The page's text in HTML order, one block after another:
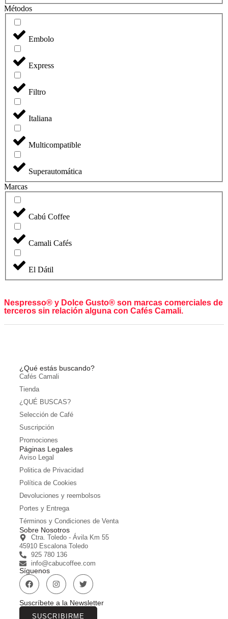
Métodos
Embolo
Express
Filtro
Italiana
Multicompatible
Superautomática
Marcas
Cabú Coffee
Camali Cafés
El Dátil
Nespresso® y Dolce Gusto® son marcas comerciales de
terceros sin relación alguna con Cafés Camali.
¿Qué estás buscando?
Cafés Camali
Tienda
¿QUÉ BUSCAS?
Selección de Café
Suscripción
Promociones
Páginas Legales
Aviso Legal
Politica de Privacidad
Política de Cookies
Devoluciones y reembolsos
Portes y Entrega
Términos y Condiciones de Venta
Sobre Nosotros
Ctra. Toledo - Ávila Km 55
45910 Escalona Toledo
925 780 136
info@cabucoffee.com
Síguenos
Suscríbete a la Newsletter
SUSCRIBIRME